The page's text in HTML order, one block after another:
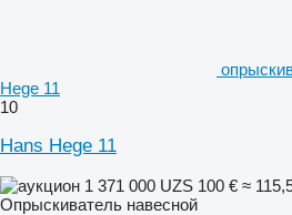
Hege 11
10
Hans Hege 11
1 371 000 UZS 100 € ≈
Опрыскиватель навесной